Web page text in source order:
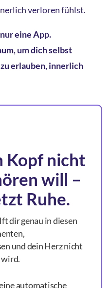
verloren fühlst.
eine App.
um dich selbst
erlauben, innerlich
Kopf nicht
will –
Ruhe.
dir genau in diesen
und dein Herz nicht
automatische